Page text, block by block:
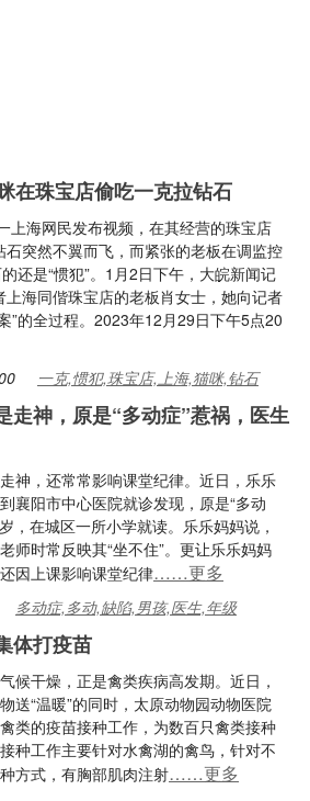
在珠宝店偷吃一克拉钻石
上海网民发布视频，在其经营的珠宝店
石突然不翼而飞，而紧张的老板在调监控
还是“惯犯”。1月2日下午，大皖新闻记
海同偕珠宝店的老板肖女士，她向记者
”的全过程。2023年12月29日下午5点20
一克,惯犯,珠宝店,上海,猫咪,钻石
走神，原是“多动症”惹祸，医生
神，还常常影响课堂纪律。近日，乐乐
襄阳市中心医院就诊发现，原是“多动
，在城区一所小学就读。乐乐妈妈说，
师时常反映其“坐不住”。更让乐乐妈妈
因上课影响课堂纪律……更多
多动症,多动,缺陷,男孩,医生,年级
体打疫苗
候干燥，正是禽类疾病高发期。近日，
送“温暖”的同时，太原动物园动物医院
类的疫苗接种工作，为数百只禽类接种
种工作主要针对水禽湖的禽鸟，针对不
方式，有胸部肌肉注射……更多